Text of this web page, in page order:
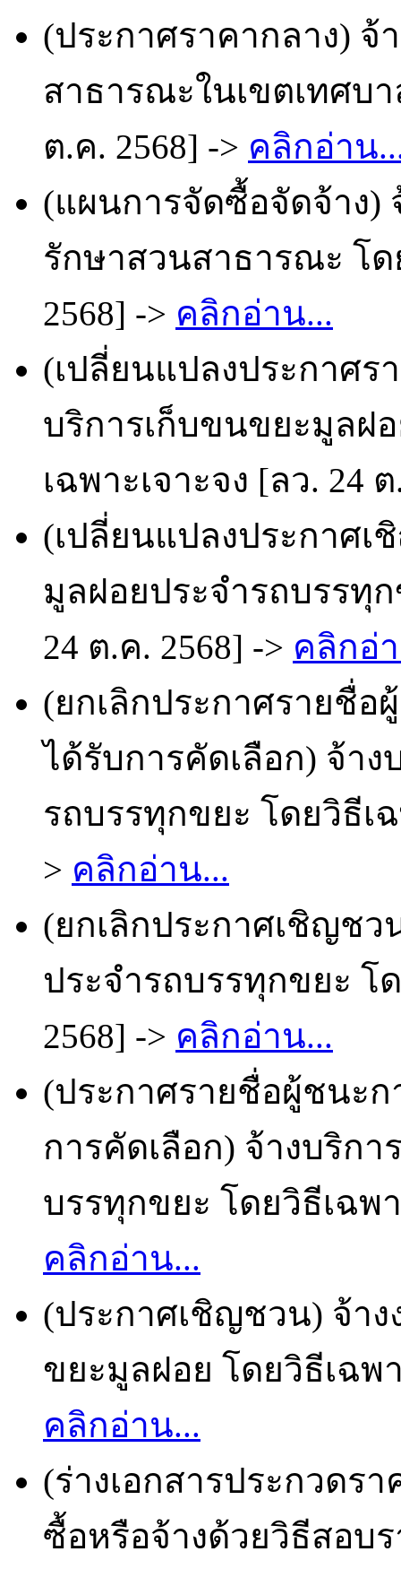
(ประกาศราคากลาง)
สาธารณะในเขตเทศบา
ต.ค. 2568] -> คลิกอ่าน
(แผนการจัดซื้อจัดจ้าง)
รักษาสวนสาธารณะ โด
2568] -> คลิกอ่าน...
(เปลี่ยนแปลงประกาศร
บริการเก็บขนขยะมูลฝ
เฉพาะเจาะจง [ลว. 24
(เปลี่ยนแปลงประกาศ
มูลฝอยประจำรถบรรทุก
24 ต.ค. 2568] -> คลิกอ่
(ยกเลิกประกาศรายชื่อ
ได้รับการคัดเลือก) จ้า
รถบรรทุกขยะ โดยวิธีเ
> คลิกอ่าน...
(ยกเลิกประกาศเชิญชว
ประจำรถบรรทุกขยะ โ
2568] -> คลิกอ่าน...
(ประกาศรายชื่อผู้ชนะก
การคัดเลือก) จ้างบริก
บรรทุกขยะ โดยวิธีเฉพ
คลิกอ่าน...
(ประกาศเชิญชวน) จ้าง
ขยะมูลฝอย โดยวิธีเฉพ
คลิกอ่าน...
(ร่างเอกสารประกวดรา
ซื้อหรือจ้างด้วยวิธีสอบ